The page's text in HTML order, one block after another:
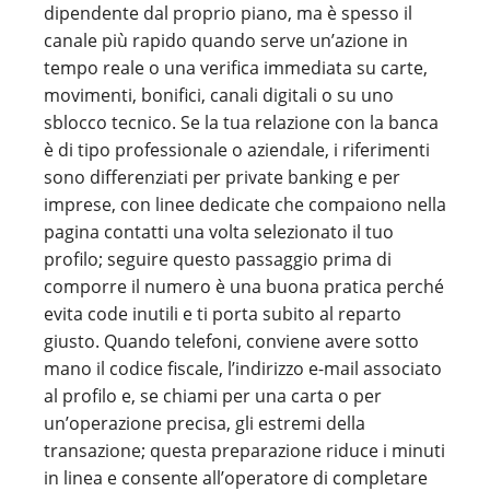
dipendente dal proprio piano, ma è spesso il
canale più rapido quando serve un’azione in
tempo reale o una verifica immediata su carte,
movimenti, bonifici, canali digitali o su uno
sblocco tecnico. Se la tua relazione con la banca
è di tipo professionale o aziendale, i riferimenti
sono differenziati per private banking e per
imprese, con linee dedicate che compaiono nella
pagina contatti una volta selezionato il tuo
profilo; seguire questo passaggio prima di
comporre il numero è una buona pratica perché
evita code inutili e ti porta subito al reparto
giusto. Quando telefoni, conviene avere sotto
mano il codice fiscale, l’indirizzo e-mail associato
al profilo e, se chiami per una carta o per
un’operazione precisa, gli estremi della
transazione; questa preparazione riduce i minuti
in linea e consente all’operatore di completare